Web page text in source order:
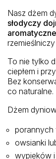
Nasz dżem
słodyczy
To nie tylko
ciepłem i
Bez
co naturalne.
Dżem
porannych
owsianki
wypieków i